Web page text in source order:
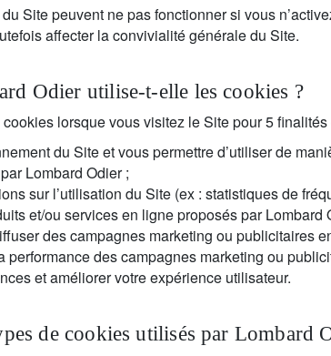
Site peuvent ne pas fonctionner si vous
affecter la convivialité générale du Site.
Odier utilise-t-elle les cookies ?
lorsque vous visitez le Site pour 5 finalités
du Site et vous permettre d’utiliser de
Lombard Odier ;
sur l’utilisation du Site (ex : statistiques de
et/ou services en ligne proposés par Lombard
des campagnes marketing ou publicitaires
performance des campagnes marketing ou
et améliorer votre expérience utilisateur.
de cookies utilisés par Lombard